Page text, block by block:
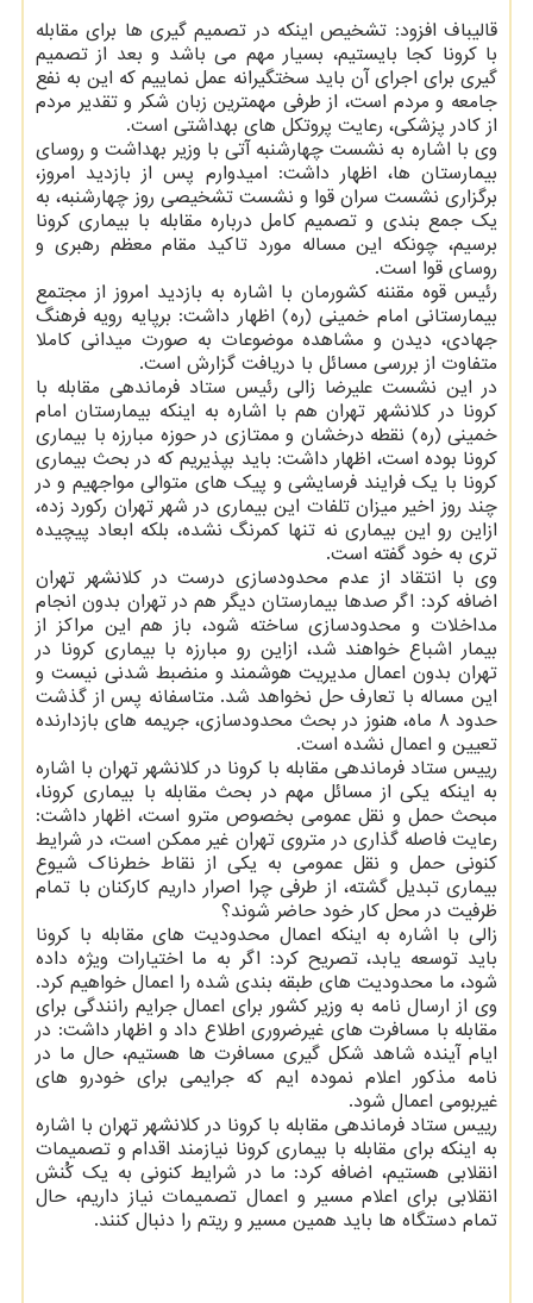
قالیباف افزود: تشخیص اینکه در تصمیم گیری ها برای مقابله
با کرونا کجا بایستیم، بسیار مهم می باشد و بعد از تصمیم
گیری برای اجرای آن باید سختگیرانه عمل نماییم که این به نفع
جامعه و مردم است، از طرفی مهمترین زبان شکر و تقدیر مردم
از کادر پزشکی، رعایت پروتکل های بهداشتی است.
وی با اشاره به نشست چهارشنبه آتی با وزیر بهداشت و روسای
بیمارستان ها، اظهار داشت: امیدوارم پس از بازدید امروز،
برگزاری نشست سران قوا و نشست تشخیصی روز چهارشنبه، به
یک جمع بندی و تصمیم کامل درباره مقابله با بیماری کرونا
برسیم، چونکه این مساله مورد تاکید مقام معظم رهبری و
روسای قوا است.
رئیس قوه مقننه کشورمان با اشاره به بازدید امروز از مجتمع
بیمارستانی امام خمینی (ره) اظهار داشت: برپایه رویه فرهنگ
جهادی، دیدن و مشاهده موضوعات به صورت میدانی کاملا
متفاوت از بررسی مسائل با دریافت گزارش است.
در این نشست علیرضا زالی رئیس ستاد فرماندهی مقابله با
کرونا در کلانشهر تهران هم با اشاره به اینکه بیمارستان امام
خمینی (ره) نقطه درخشان و ممتازی در حوزه مبارزه با بیماری
کرونا بوده است، اظهار داشت: باید بپذیریم که در بحث بیماری
کرونا با یک فرایند فرسایشی و پیک های متوالی مواجهیم و در
چند روز اخیر میزان تلفات این بیماری در شهر تهران رکورد زده،
ازاین رو این بیماری نه تنها کمرنگ نشده، بلکه ابعاد پیچیده
تری به خود گفته است.
وی با انتقاد از عدم محدودسازی درست در کلانشهر تهران
اضافه کرد: اگر صدها بیمارستان دیگر هم در تهران بدون انجام
مداخلات و محدودسازی ساخته شود، باز هم این مراکز از
بیمار اشباع خواهند شد، ازاین رو مبارزه با بیماری کرونا در
تهران بدون اعمال مدیریت هوشمند و منضبط شدنی نیست و
این مساله با تعارف حل نخواهد شد. متاسفانه پس از گذشت
حدود ۸ ماه، هنوز در بحث محدودسازی، جریمه های بازدارنده
تعیین و اعمال نشده است.
رییس ستاد فرماندهی مقابله با کرونا در کلانشهر تهران با اشاره
به اینکه یکی از مسائل مهم در بحث مقابله با بیماری کرونا،
مبحث حمل و نقل عمومی بخصوص مترو است، اظهار داشت:
رعایت فاصله گذاری در متروی تهران غیر ممکن است، در شرایط
کنونی حمل و نقل عمومی به یکی از نقاط خطرناک شیوع
بیماری تبدیل گشته، از طرفی چرا اصرار داریم کارکنان با تمام
ظرفیت در محل کار خود حاضر شوند؟
زالی با اشاره به اینکه اعمال محدودیت های مقابله با کرونا
باید توسعه یابد، تصریح کرد: اگر به ما اختیارات ویژه داده
شود، ما محدودیت های طبقه بندی شده را اعمال خواهیم کرد.
وی از ارسال نامه به وزیر کشور برای اعمال جرایم رانندگی برای
مقابله با مسافرت های غیرضروری اطلاع داد و اظهار داشت: در
ایام آینده شاهد شکل گیری مسافرت ها هستیم، حال ما در
نامه مذکور اعلام نموده ایم که جرایمی برای خودرو های
غیربومی اعمال شود.
رییس ستاد فرماندهی مقابله با کرونا در کلانشهر تهران با اشاره
به اینکه برای مقابله با بیماری کرونا نیازمند اقدام و تصمیمات
انقلابی هستیم، اضافه کرد: ما در شرایط کنونی به یک کُنش
انقلابی برای اعلام مسیر و اعمال تصمیمات نیاز داریم، حال
تمام دستگاه ها باید همین مسیر و ریتم را دنبال کنند.